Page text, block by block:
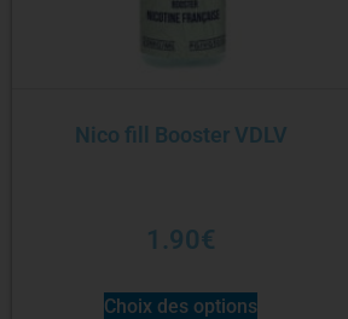
Nico fill Booster VDLV
1.90€
Choix des options